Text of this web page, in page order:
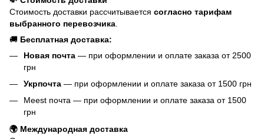
Стоимость доставки рассчитывается согласно тарифам
выбранного перевозчика
🚚 Бесплатная доставка:
Новая почта — при оформлении и оплате заказа от 2500
грн
Укрпочта — при оформлении и оплате заказа от 1500 грн
Meest почта — при оформлении и оплате заказа от 1500
грн
🌍 Международная доставка